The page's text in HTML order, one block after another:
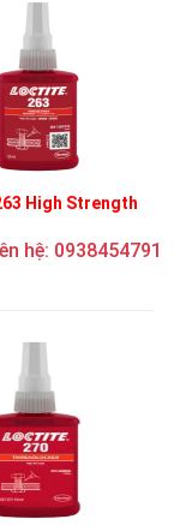
High Strength
hệ: 0938454791